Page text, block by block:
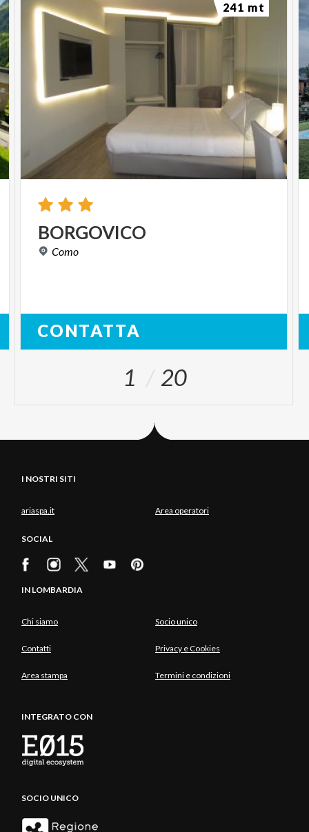
BORGOVICO
Como
CONTATTA
241 mt
1 20
I NOSTRI SITI
ariaspa.it Area operatori
SOCIAL
IN LOMBARDIA
Chi siamo Socio unico
Contatti Privacy e Cookies
Area stampa Termini e condizioni
INTEGRATO CON
SOCIO UNICO